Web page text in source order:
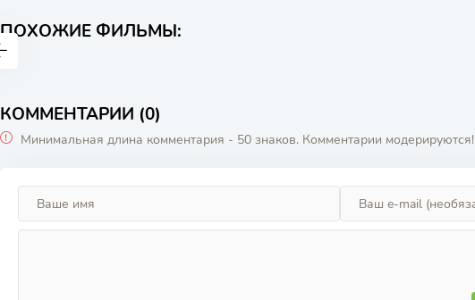
ПОХОЖИЕ ФИЛЬМЫ:
КОММЕНТАРИИ (0)
Минимальная длина комментария - 50 знаков. Комментарии модерируются!